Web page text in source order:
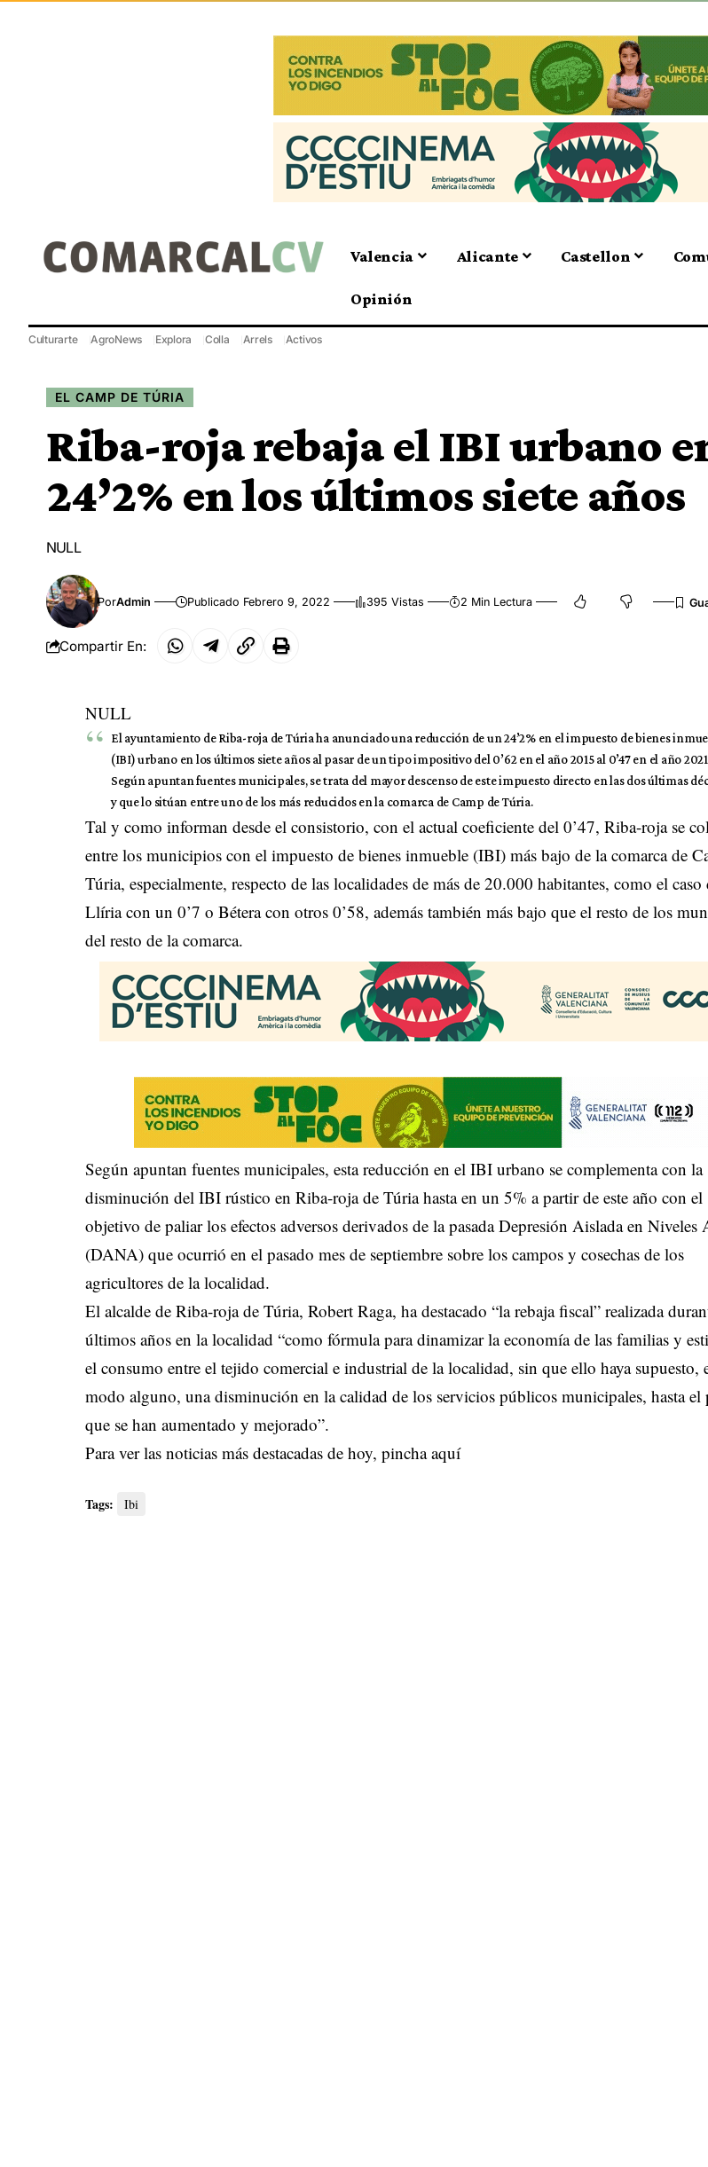
Valencia Alicante Castellon
Opinión
Culturarte AgroNews Explora Colla Arrels Activos
EL CAMP DE TÚRIA
Riba-roja rebaja el IBI urbano
24’2% en los últimos siete años
NULL
PorAdmin Publicado Febrero 9, 2022 395 Vistas 2 Min Lectura
Compartir En:
NULL
El ayuntamiento de Riba-roja de Túria ha anunciado una reducción de un 24’2% en el impuesto de bienes
(IBI) urbano en los últimos siete años al pasar de un tipo impositivo del 0’62 en el año 2015 al 0’47 en el año
Según apuntan fuentes municipales, se trata del mayor descenso de este impuesto directo en las dos últimas
y que lo sitúan entre uno de los más reducidos en la comarca de Camp de Túria.
Tal y como informan desde el consistorio, con el actual coeficiente del 0’47, Riba-roja se
entre los municipios con el impuesto de bienes inmueble (IBI) más bajo de la comarca de
Túria, especialmente, respecto de las localidades de más de 20.000 habitantes, como el caso
Llíria con un 0’7 o Bétera con otros 0’58, además también más bajo que el resto de los
del resto de la comarca.
Según apuntan fuentes municipales, esta reducción en el IBI urbano se complementa con la
disminución del IBI rústico en Riba-roja de Túria hasta en un 5% a partir de este año con el
objetivo de paliar los efectos adversos derivados de la pasada Depresión Aislada en Niveles
(DANA) que ocurrió en el pasado mes de septiembre sobre los campos y cosechas de los
agricultores de la localidad.
El alcalde de Riba-roja de Túria, Robert Raga, ha destacado “la rebaja fiscal” realizada
últimos años en la localidad “como fórmula para dinamizar la economía de las familias y
el consumo entre el tejido comercial e industrial de la localidad, sin que ello haya supuesto,
modo alguno, una disminución en la calidad de los servicios públicos municipales, hasta el
que se han aumentado y mejorado”.
Para ver las noticias más destacadas de hoy,pincha aquí
Tags: Ibi